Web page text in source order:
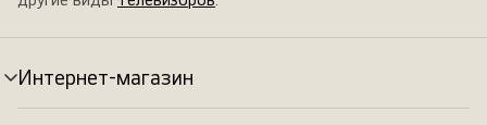
Интернет-магазин
Переключатель
меню